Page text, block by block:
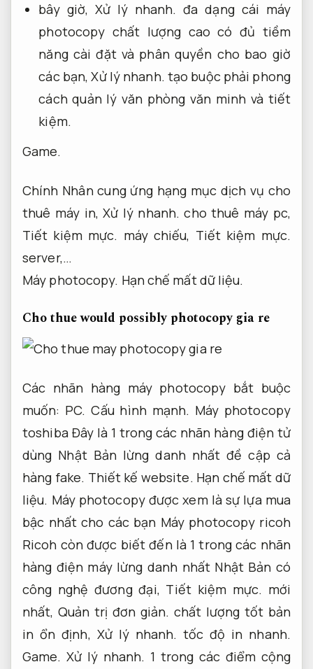
bây giờ, Xử lý nhanh. đa dạng cái máy
photocopy chất lượng cao có đủ tiềm
năng cài đặt và phân quyền cho bao giờ
các bạn,Xử lý nhanh. tạo buộc phải phong
cách quản lý văn phòng văn minh và tiết
kiệm.
Game.
Chính Nhân cung ứng hạng mục dịch vụ cho
thuê máy in,Xử lý nhanh. cho thuê máy pc,
Tiết kiệm mực. máy chiếu, Tiết kiệm mực.
server,…
Máy photocopy. Hạn chế mất dữ liệu.
Cho thue would possibly photocopy gia re
Các nhãn hàng máy photocopy bắt buộc
muốn: PC. Cấu hình mạnh. Máy photocopy
toshiba Đây là 1 trong các nhãn hàng điện tử
dùng Nhật Bản lừng danh nhất đề cập cả
hàng fake. Thiết kế website. Hạn chế mất dữ
liệu. Máy photocopy được xem là sự lựa mua
bậc nhất cho các bạn Máy photocopy ricoh
Ricoh còn được biết đến là 1 trong các nhãn
hàng điện máy lừng danh nhất Nhật Bản có
công nghệ đương đại, Tiết kiệm mực. mới
nhất,Quản trị đơn giản. chất lượng tốt bản
in ổn định, Xử lý nhanh. tốc độ in nhanh.
Game. Xử lý nhanh. 1 trong các điểm cộng